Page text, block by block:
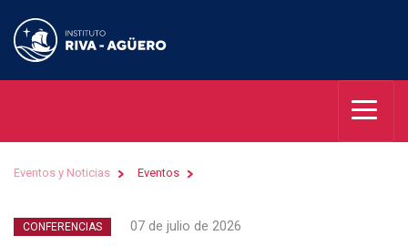
Eventos y Noticias Eventos
CONFERENCIAS 07 de julio de 2026